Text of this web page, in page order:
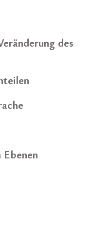
des